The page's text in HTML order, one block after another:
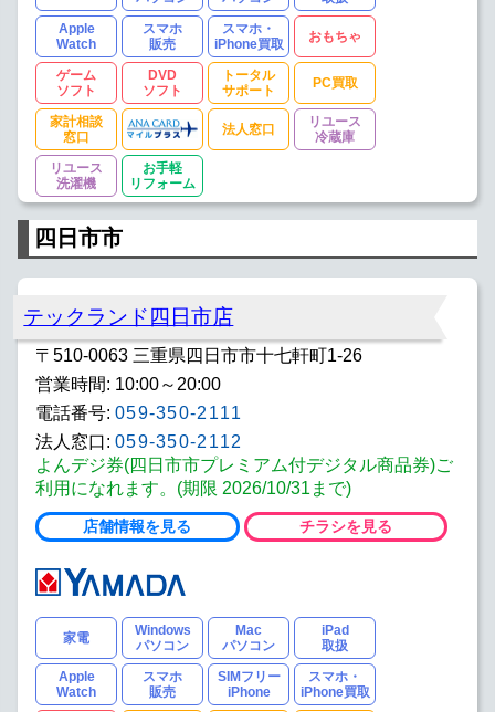
Apple
Watch
スマホ
販売
スマホ・
iPhone買取
おもちゃ
ゲーム
ソフト
DVD
ソフト
トータル
サポート
PC買取
家計相談
窓口
法人窓口
リユース
冷蔵庫
リユース
洗濯機
お手軽
リフォーム
四日市市
テックランド四日市店
〒510-0063 三重県四日市市十七軒町1-26
営業時間: 10:00～20:00
電話番号: 059-350-2111
法人窓口: 059-350-2112
よんデジ券(四日市市プレミアム付デジタル商品券)ご
利用になれます。(期限 2026/10/31まで)
店舗情報を見る チラシを見る
家電
Windows
パソコン
Mac
パソコン
iPad
取扱
Apple
Watch
スマホ
販売
SIMフリー
iPhone
スマホ・
iPhone買取